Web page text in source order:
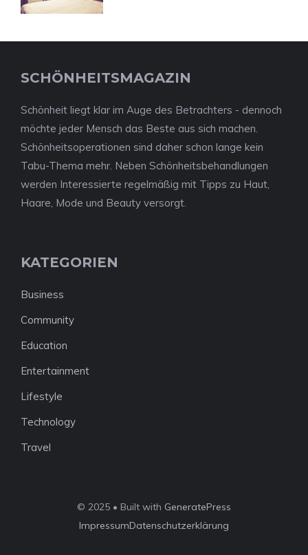
SCHÖNHEITSMAGAZIN
Schönheit liegt klar im Auge des Betrachters - dennoch
möchte jeder Mensch das Beste aus sich machen.
Schönheitsoperationen sind daher schon lange kein
Tabu-Thema mehr. Neben Schönheitsbehandlungen
werden Interessierte regelmäßig mit Tipps zu Haut,
Haare, Mode und Beauty versorgt.
KATEGORIEN
Business
Community
Education
Entertainment
Lifestyle
Technology
Travel
© 2025 • Built with GeneratePress
ImpressumDatenschutzerklärung